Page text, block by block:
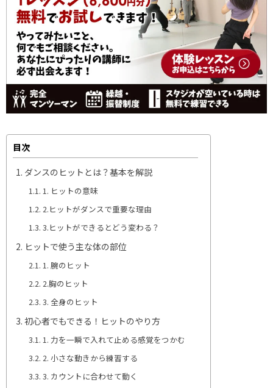
目次
ダンスのヒットとは？基本を解説
1. ヒットの意味
2.ヒットがダンスで重要な理由
3.ヒットができるとどう変わる？
ヒットで使う主な体の部位
1. 腕のヒット
2.胸のヒット
3. 全身のヒット
初心者でもできる！ヒットのやり方
1. 力を一瞬で入れて止める感覚をつかむ
2. 小さな動きから練習する
3. カウントに合わせて動く